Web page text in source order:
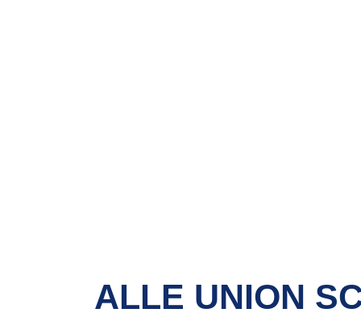
ALLE UNION